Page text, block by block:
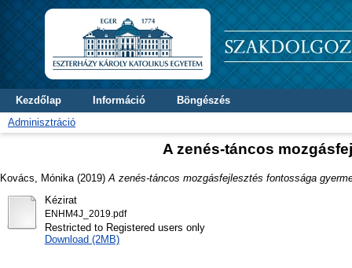
Kezdőlap Információ
Böngészés
Adminisztráció
A zenés-táncos
Kovács, Mónika (2019) A zenés-táncos mozgásfejlesztés fontossága
Kézirat
ENHM4J_2019.pdf
Restricted to Registered users only
Download (2MB)